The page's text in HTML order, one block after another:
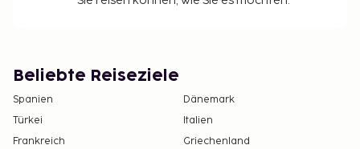
Beliebte Reiseziele
Spanien
Dänemark
Türkei
Italien
Frankreich
Griechenland